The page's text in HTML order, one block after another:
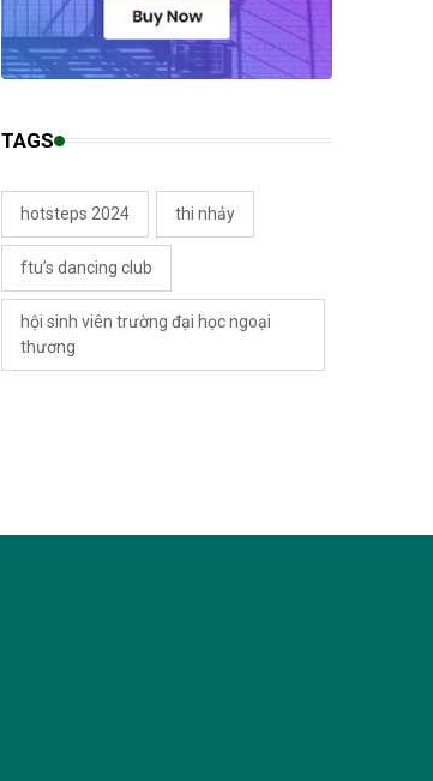
TAGS
hotsteps 2024 thi nhảy
ftu’s dancing club
hội sinh viên trường đại học ngoại
thương